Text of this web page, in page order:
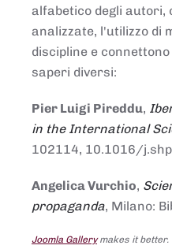
alfabetico degli autori,
analizzate, l'utilizzo di
discipline e
saperi diversi:
Pier Luigi Pireddu,
in the International
102114, 10.1016/
Angelica Vurchio,
propaganda, Milano:
Joomla Gallerymakes it better.